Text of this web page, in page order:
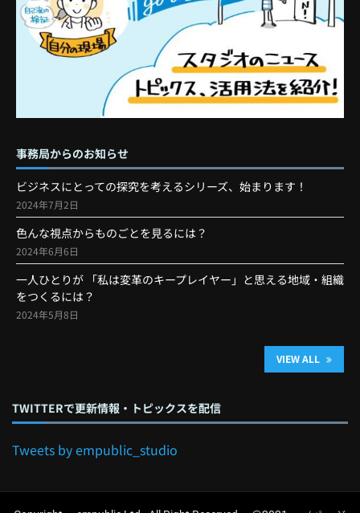
事務局からのお知らせ
ビジネスにとっての探究を考えるシリーズ、始まります！
2024年7月2日
色んな視点からものごとを見るには？
2024年6月6日
一人ひとりが 「私は変革のキープレイヤー」と思える地域・組織
をつくるには？
2024年5月8日
VIEW ALL
TWITTERで更新情報・トピックスを配信
Tweets by empublic_studio